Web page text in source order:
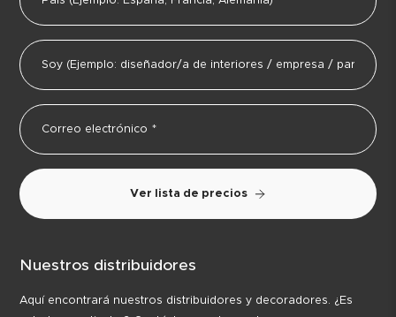
Ver lista de precios
Nuestros distribuidores
Aquí encontrará nuestros distribuidores y decoradores. ¿Es